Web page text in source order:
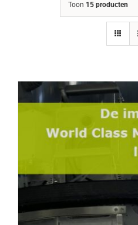
Toon 15 producten